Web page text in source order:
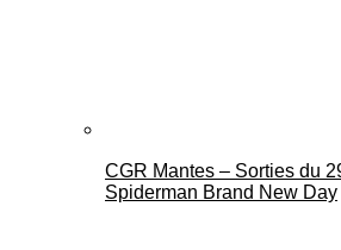
CGR Mantes – Sorties du
Spiderman Brand New Day